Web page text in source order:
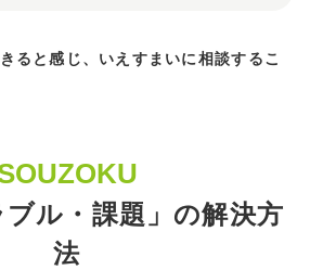
ると感じ、いえすまいに相談するこ
ル・課題」の解決方
法